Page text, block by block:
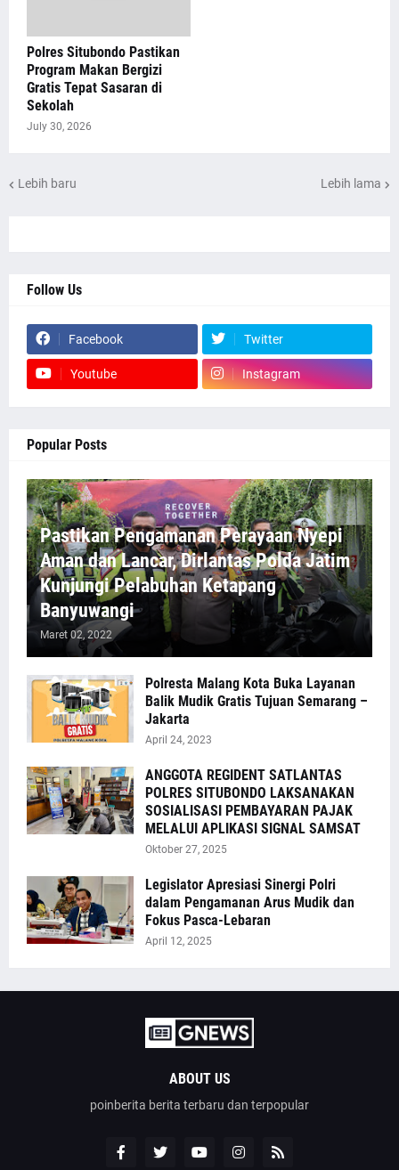
Polres Situbondo Pastikan
Program Makan Bergizi
Gratis Tepat Sasaran di
Sekolah
July 30, 2026
Lebih baru Lebih lama
Follow Us
Facebook Twitter
Youtube Instagram
Popular Posts
Pastikan Pengamanan Perayaan Nyepi
Aman dan Lancar, Dirlantas Polda Jatim
Kunjungi Pelabuhan Ketapang
Banyuwangi
Maret 02, 2022
Polresta Malang Kota Buka Layanan
Balik Mudik Gratis Tujuan Semarang –
Jakarta
April 24, 2023
ANGGOTA REGIDENT SATLANTAS
POLRES SITUBONDO LAKSANAKAN
SOSIALISASI PEMBAYARAN PAJAK
MELALUI APLIKASI SIGNAL SAMSAT
Oktober 27, 2025
Legislator Apresiasi Sinergi Polri
dalam Pengamanan Arus Mudik dan
Fokus Pasca-Lebaran
April 12, 2025
ABOUT US
poinberita berita terbaru dan terpopular